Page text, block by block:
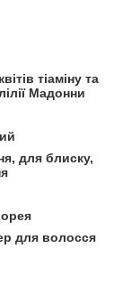
тіаміну та
Мадонни
для блиску,
для волосся